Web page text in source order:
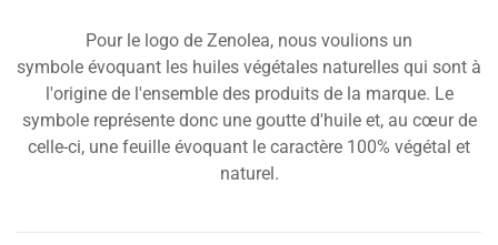
Pour le logo de Zenolea, nous voulions un
symbole évoquant les huiles végétales naturelles qui sont à
l'origine de l'ensemble des produits de la marque. Le
symbole représente donc une goutte d'huile et, au cœur de
celle-ci, une feuille évoquant le caractère 100% végétal et
naturel.